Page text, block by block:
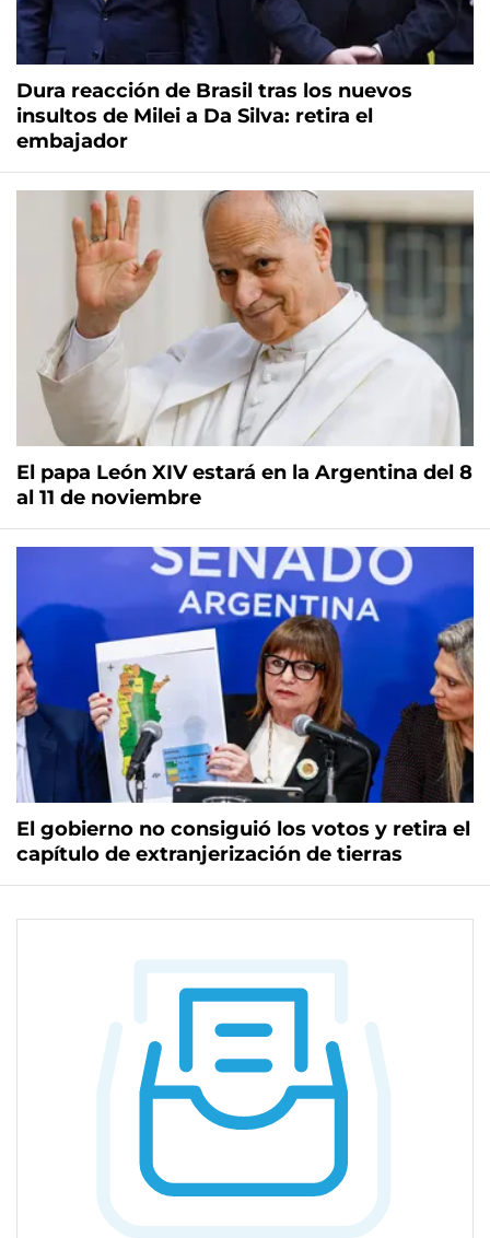
Dura reacción de Brasil tras los nuevos
insultos de Milei a Da Silva: retira el
embajador
El papa León XIV estará en la Argentina del 8
al 11 de noviembre
El gobierno no consiguió los votos y retira el
capítulo de extranjerización de tierras